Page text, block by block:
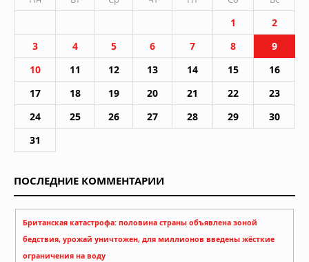
1
2
3
4 5 6 7 8
9
10
11 12 13 14 15
16
17
18 19 20 21 22
23
24
25 26 27 28 29
30
31
ПОСЛЕДНИЕ КОММЕНТАРИИ
Британская катастрофа: половина страны объявлена зоной
бедствия, урожай уничтожен, для миллионов введены жёсткие
ограничения на воду